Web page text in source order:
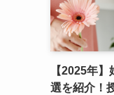
【2025年
選を紹介！